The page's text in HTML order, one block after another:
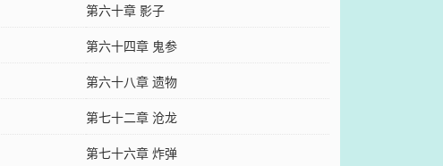
第六十章 影子
第六十四章 鬼参
第六十八章 遗物
第七十二章 沧龙
第七十六章 炸弹